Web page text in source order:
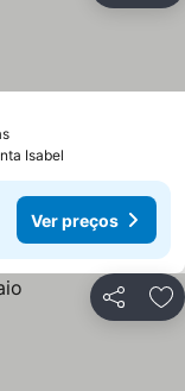
Isabel
Ver preços
Partilhar